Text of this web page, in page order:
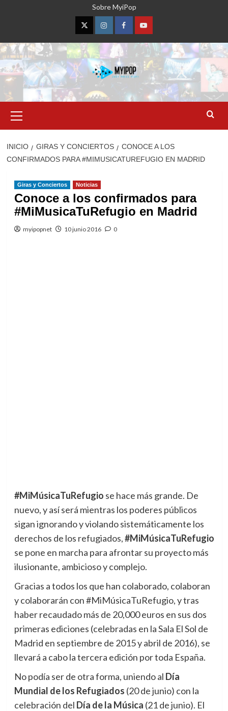
Sobre MyiPop
TwitterInstagramFacebookYouTube
primario
INICIO GIRAS Y CONCIERTOS
CONOCE A LOS
CONFIRMADOS PARA #MIMUSICATUREFUGIO EN MADRID
Giras y Conciertos Noticias
Conoce a los confirmados para
#MiMusicaTuRefugio en Madrid
myipopnet 10 junio 2016 0
#MiMúsicaTuRefugio se hace más grande. De
nuevo, y así será mientras los poderes públicos
sigan ignorando y violando sistemáticamente los
derechos de los refugiados,#MiMúsicaTuRefugio
se pone en marcha para afrontar su proyecto más
ilusionante, ambicioso y complejo.
Gracias a todos los que han colaborado, colaboran
y colaborarán con #MiMúsicaTuRefugio, y tras
haber recaudado más de 20,000 euros en sus dos
primeras ediciones (celebradas en la Sala El Sol de
Madrid en septiembre de 2015 y abril de 2016), se
llevará a cabo la tercera edición por toda España.
No podía ser de otra forma, uniendo al Día
Mundial de los Refugiados (20 de junio) con la
celebración del Día de la Música (21 de junio). El